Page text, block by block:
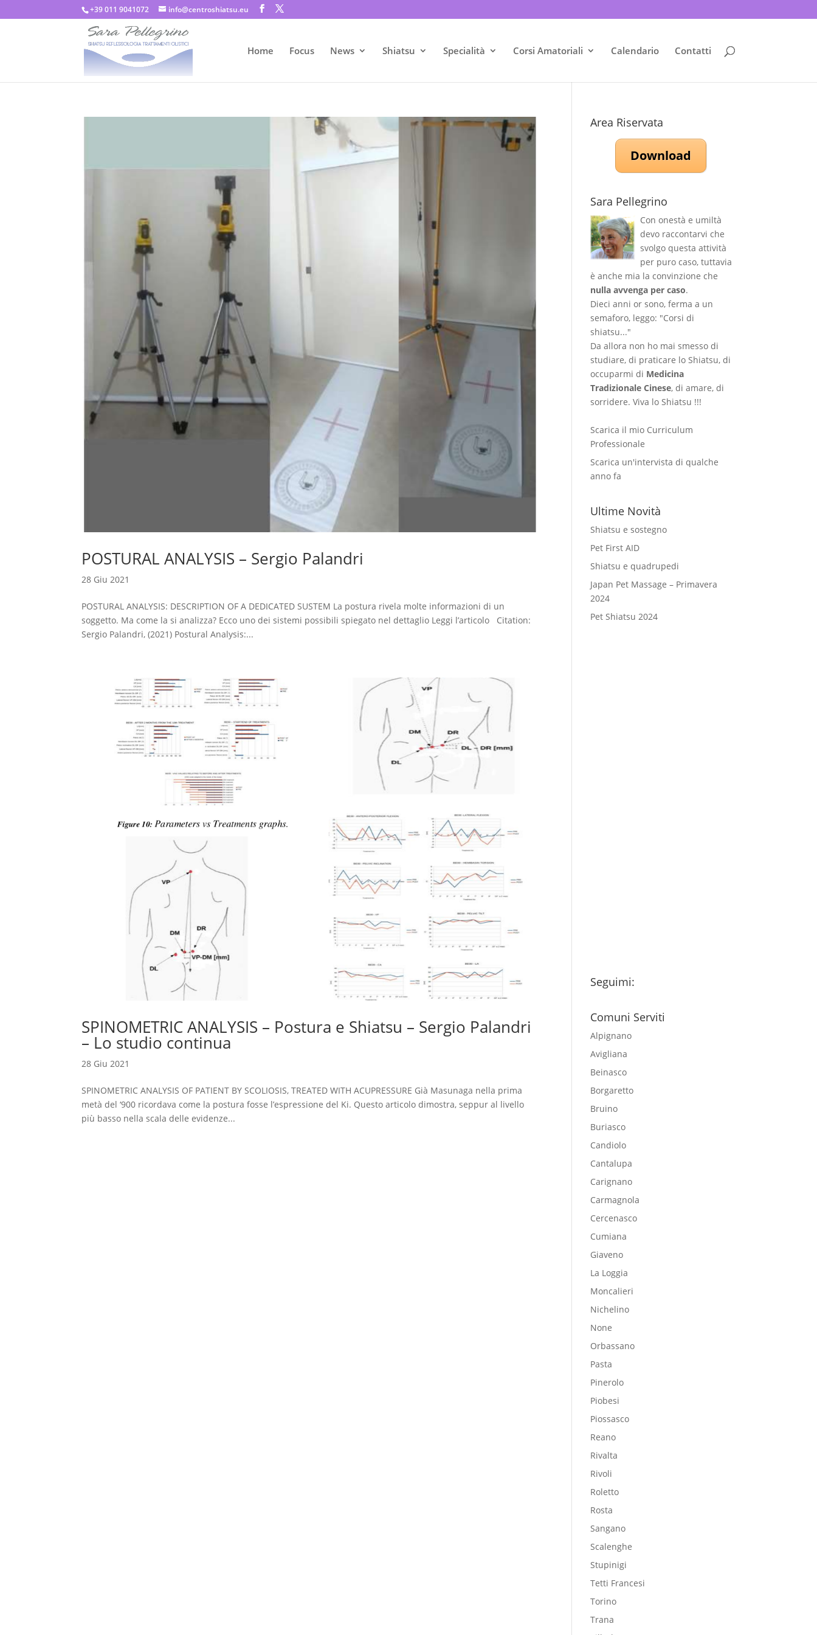
+39 011 9041072 info@centroshiatsu.eu
Home Focus News Shiatsu Specialità Corsi Amatoriali Calendario Contatti
POSTURAL ANALYSIS – Sergio Palandri
28 Giu 2021
POSTURAL ANALYSIS: DESCRIPTION OF A DEDICATED SUSTEM La postura rivela molte informazioni di un
soggetto. Ma come la si analizza? Ecco uno dei sistemi possibili spiegato nel dettaglio Leggi l’articolo Citation:
Sergio Palandri, (2021) Postural Analysis:...
SPINOMETRIC ANALYSIS – Postura e Shiatsu – Sergio Palandri
– Lo studio continua
28 Giu 2021
SPINOMETRIC ANALYSIS OF PATIENT BY SCOLIOSIS, TREATED WITH ACUPRESSURE Già Masunaga nella prima
metà del ‘900 ricordava come la postura fosse l’espressione del Ki. Questo articolo dimostra, seppur al livello
più basso nella scala delle evidenze...
Area Riservata
Download
Sara Pellegrino
Con onestà e umiltà
devo raccontarvi che
svolgo questa attività
per puro caso, tuttavia
è anche mia la convinzione che
nulla avvenga per caso.
Dieci anni or sono, ferma a un
semaforo, leggo: "Corsi di
shiatsu..."
Da allora non ho mai smesso di
studiare, di praticare lo Shiatsu, di
occuparmi di Medicina
Tradizionale Cinese, di amare, di
sorridere. Viva lo Shiatsu !!!
Scarica il mio Curriculum
Professionale
Scarica un'intervista di qualche
anno fa
Ultime Novità
Shiatsu e sostegno
Pet First AID
Shiatsu e quadrupedi
Japan Pet Massage – Primavera
2024
Pet Shiatsu 2024
Seguimi:
Comuni Serviti
Alpignano
Avigliana
Beinasco
Borgaretto
Bruino
Buriasco
Candiolo
Cantalupa
Carignano
Carmagnola
Cercenasco
Cumiana
Giaveno
La Loggia
Moncalieri
Nichelino
None
Orbassano
Pasta
Pinerolo
Piobesi
Piossasco
Reano
Rivalta
Rivoli
Roletto
Rosta
Sangano
Scalenghe
Stupinigi
Tetti Francesi
Torino
Trana